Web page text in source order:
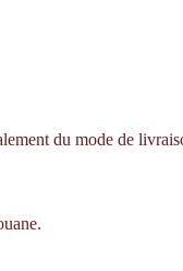
du mode de